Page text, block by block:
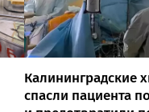
Калининградские
спасли пациента